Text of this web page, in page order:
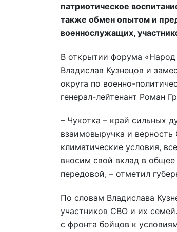
патриотическое
также обмен опытом и
военнослужащих,
В открытии форума «Народ
Владислав Кузнецов и
округа по военно-
генерал-лейтенант Роман
– Чукотка – край сильных
взаимовыручка и верность
климатические условия,
вносим свой вклад в
передовой, – отметил
По словам Владислава
участников СВО и их
с фронта бойцов к